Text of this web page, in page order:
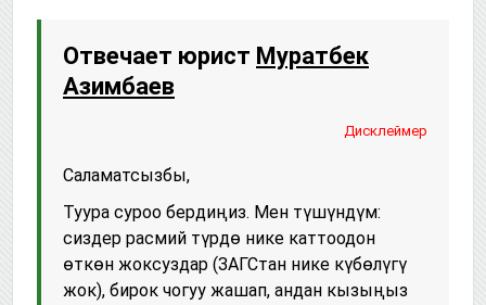
Отвечает юрист Муратбек
Азимбаев
Дисклеймер
Саламатсызбы,
Туура суроо бердиңиз. Мен түшүндүм:
сиздер расмий түрдө нике каттоодон
өткөн жоксуздар (ЗАГСтан нике күбөлүгү
жок), бирок чогуу жашап, андан кызыңыз